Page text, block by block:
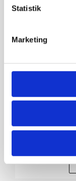
Statistik
Marketing